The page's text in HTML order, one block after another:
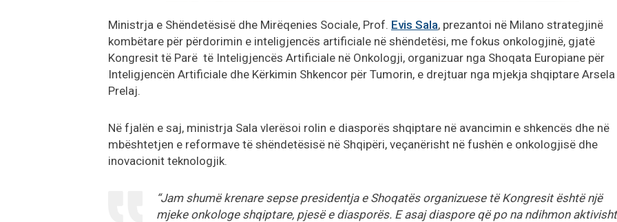
Ministrja e Shëndetësisë dhe Mirëqenies Sociale, Prof. Evis Sala, prezantoi në Milano strategjinë
kombëtare për përdorimin e inteligjencës artificiale në shëndetësi, me fokus onkologjinë, gjatë
Kongresit të Parë të Inteligjencës Artificiale në Onkologji, organizuar nga Shoqata Europiane për
Inteligjencën Artificiale dhe Kërkimin Shkencor për Tumorin, e drejtuar nga mjekja shqiptare Arsela
Prelaj.
Në fjalën e saj, ministrja Sala vlerësoi rolin e diasporës shqiptare në avancimin e shkencës dhe në
mbështetjen e reformave të shëndetësisë në Shqipëri, veçanërisht në fushën e onkologjisë dhe
inovacionit teknologjik.
“Jam shumë krenare sepse presidentja e Shoqatës organizuese të Kongresit është një
mjeke onkologe shqiptare, pjesë e diasporës. E asaj diaspore që po na ndihmon aktivisht